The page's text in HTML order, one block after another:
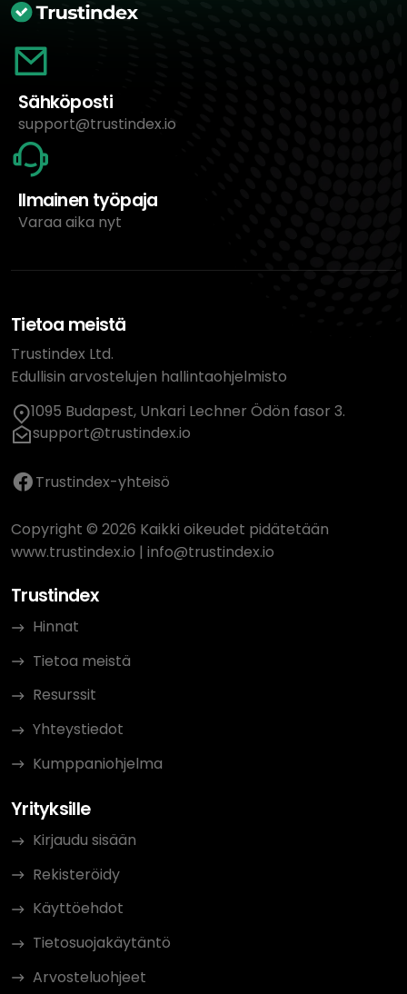
Sähköposti
support@trustindex.io
Ilmainen työpaja
Varaa aika nyt
Tietoa meistä
Trustindex Ltd.
Edullisin arvostelujen hallintaohjelmisto
1095 Budapest, Unkari Lechner Ödön fasor 3.
support@trustindex.io
Trustindex-yhteisö
Copyright © 2026 Kaikki oikeudet pidätetään
www.trustindex.io | info@trustindex.io
Trustindex
Hinnat
Tietoa meistä
Resurssit
Yhteystiedot
Kumppaniohjelma
Yrityksille
Kirjaudu sisään
Rekisteröidy
Käyttöehdot
Tietosuojakäytäntö
Arvosteluohjeet